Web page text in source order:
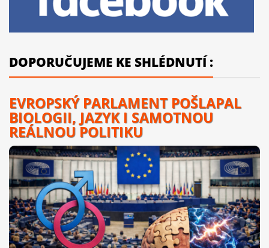
DOPORUČUJEME KE SHLÉDNUTÍ :
EVROPSKÝ PARLAMENT POŠLAPAL
BIOLOGII, JAZYK I SAMOTNOU
REÁLNOU POLITIKU